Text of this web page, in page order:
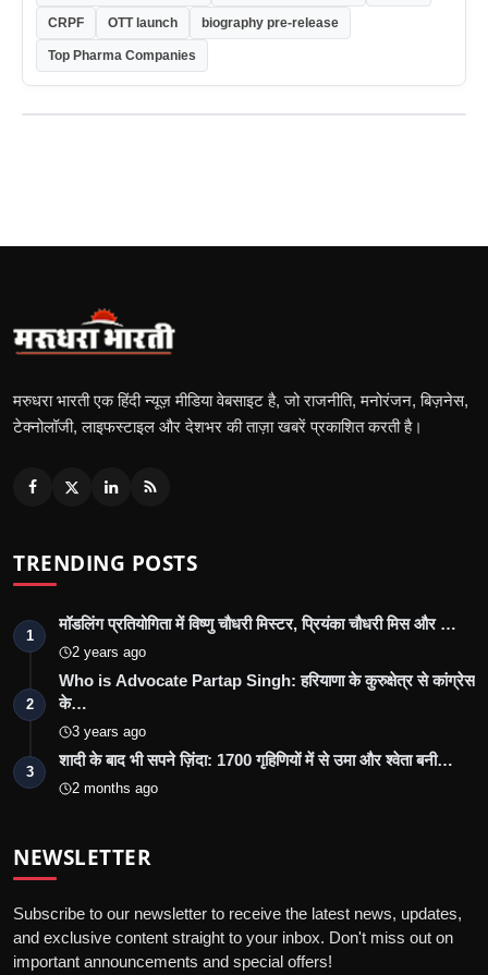
CRPF OTT launch biography pre-release
Top Pharma Companies
मरुधरा भारती एक हिंदी न्यूज़ मीडिया वेबसाइट है, जो राजनीति, मनोरंजन, बिज़नेस,
टेक्नोलॉजी, लाइफस्टाइल और देशभर की ताज़ा खबरें प्रकाशित करती है।
TRENDING POSTS
1
मॉडलिंग प्रतियोगिता में विष्णु चौधरी मिस्टर, प्रियंका चौधरी मिस और …
2 years ago
2
Who is Advocate Partap Singh: हरियाणा के कुरुक्षेत्र से कांग्रेस
के…
3 years ago
3
शादी के बाद भी सपने ज़िंदा: 1700 गृहिणियों में से उमा और श्वेता बनी…
2 months ago
NEWSLETTER
Subscribe to our newsletter to receive the latest news, updates,
and exclusive content straight to your inbox. Don't miss out on
important announcements and special offers!